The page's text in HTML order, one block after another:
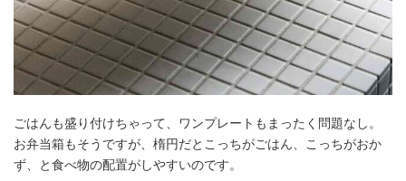
ごはんも盛り付けちゃって、ワンプレートもまったく問題なし。
お弁当箱もそうですが、楕円だとこっちがごはん、こっちがおか
ず、と食べ物の配置がしやすいのです。